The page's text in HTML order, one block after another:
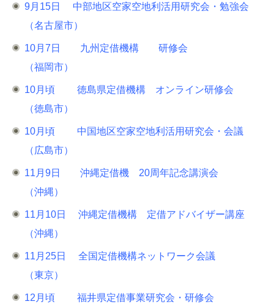
9月15日 中部地区空家空地利活用研究会・勉強会
（名古屋市）
10月7日 九州定借機構 研修会
（福岡市）
10月頃 徳島県定借機構 オンライン研修会
（徳島市）
10月頃 中国地区空家空地利活用研究会・会議
（広島市）
11月9日 沖縄定借機 20周年記念講演会
（沖縄）
11月10日 沖縄定借機構 定借アドバイザー講座
（沖縄）
11月25日 全国定借機構ネットワーク会議
（東京）
12月頃 福井県定借事業研究会・研修会